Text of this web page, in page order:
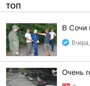
ТОП
В Сочи
Очень